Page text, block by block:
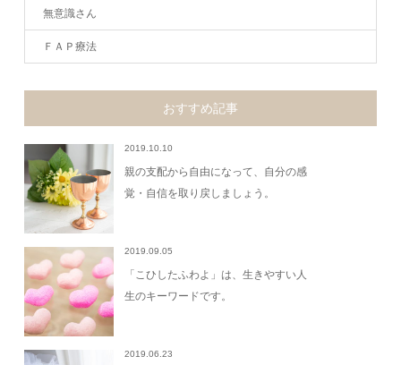
無意識さん
ＦＡＰ療法
おすすめ記事
2019.10.10
親の支配から自由になって、自分の感
覚・自信を取り戻しましょう。
2019.09.05
「こひしたふわよ」は、生きやすい人
生のキーワードです。
2019.06.23